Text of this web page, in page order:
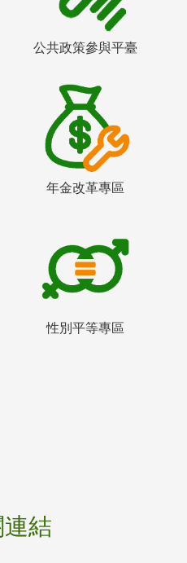
公共政策參與平臺
年金改革專區
性別平等專區
結